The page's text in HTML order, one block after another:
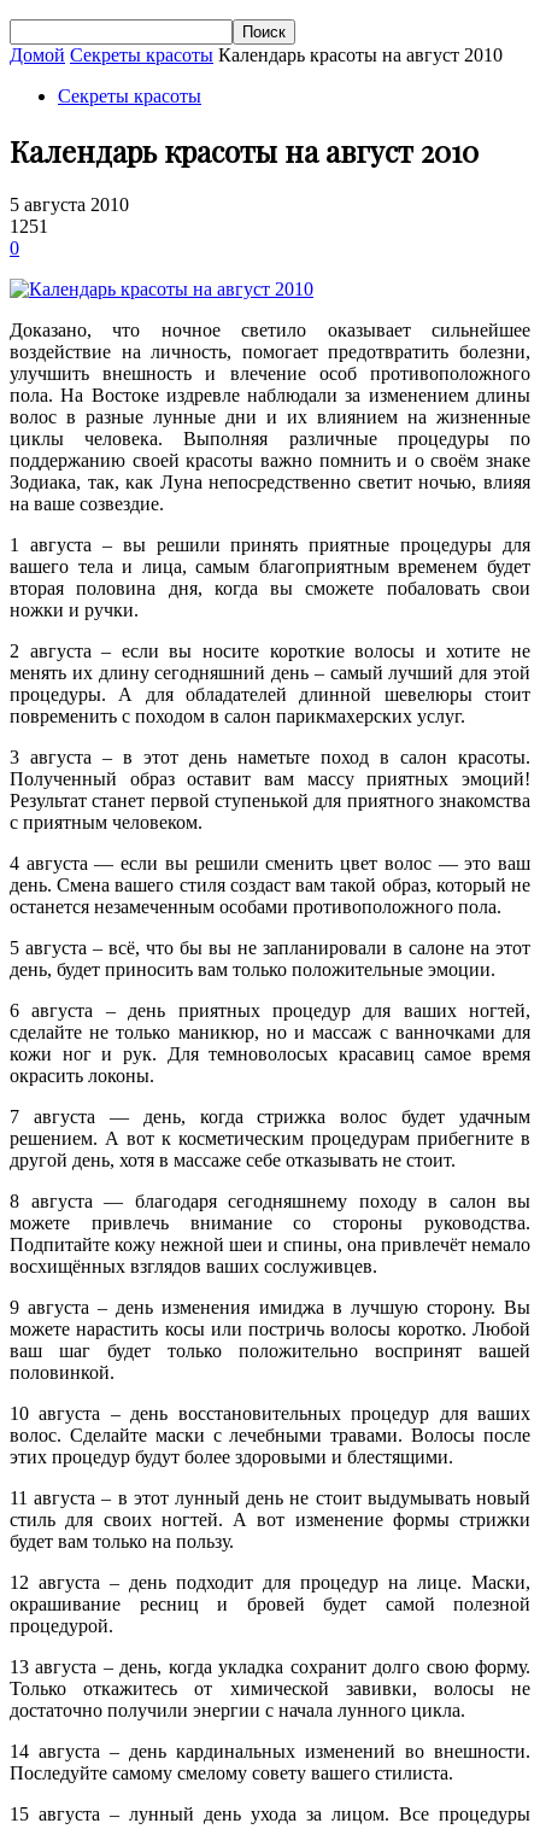
Домой Секреты красоты Календарь красоты на август 2010
Секреты красоты
Календарь красоты на август 2010
5 августа 2010
1251
0
Доказано, что ночное светило оказывает сильнейшее
воздействие на личность, помогает предотвратить болезни,
улучшить внешность и влечение особ противоположного
пола. На Востоке издревле наблюдали за изменением длины
волос в разные лунные дни и их влиянием на жизненные
циклы человека. Выполняя различные процедуры по
поддержанию своей красоты важно помнить и о своём знаке
Зодиака, так, как Луна непосредственно светит ночью, влияя
на ваше созвездие.
1 августа – вы решили принять приятные процедуры для
вашего тела и лица, самым благоприятным временем будет
вторая половина дня, когда вы сможете побаловать свои
ножки и ручки.
2 августа – если вы носите короткие волосы и хотите не
менять их длину сегодняшний день – самый лучший для этой
процедуры. А для обладателей длинной шевелюры стоит
повременить с походом в салон парикмахерских услуг.
3 августа – в этот день наметьте поход в салон красоты.
Полученный образ оставит вам массу приятных эмоций!
Результат станет первой ступенькой для приятного знакомства
с приятным человеком.
4 августа — если вы решили сменить цвет волос — это ваш
день. Смена вашего стиля создаст вам такой образ, который не
останется незамеченным особами противоположного пола.
5 августа – всё, что бы вы не запланировали в салоне на этот
день, будет приносить вам только положительные эмоции.
6 августа – день приятных процедур для ваших ногтей,
сделайте не только маникюр, но и массаж с ванночками для
кожи ног и рук. Для темноволосых красавиц самое время
окрасить локоны.
7 августа — день, когда стрижка волос будет удачным
решением. А вот к косметическим процедурам прибегните в
другой день, хотя в массаже себе отказывать не стоит.
8 августа — благодаря сегодняшнему походу в салон вы
можете привлечь внимание со стороны руководства.
Подпитайте кожу нежной шеи и спины, она привлечёт немало
восхищённых взглядов ваших сослуживцев.
9 августа – день изменения имиджа в лучшую сторону. Вы
можете нарастить косы или постричь волосы коротко. Любой
ваш шаг будет только положительно воспринят вашей
половинкой.
10 августа – день восстановительных процедур для ваших
волос. Сделайте маски с лечебными травами. Волосы после
этих процедур будут более здоровыми и блестящими.
11 августа – в этот лунный день не стоит выдумывать новый
стиль для своих ногтей. А вот изменение формы стрижки
будет вам только на пользу.
12 августа – день подходит для процедур на лице. Маски,
окрашивание ресниц и бровей будет самой полезной
процедурой.
13 августа – день, когда укладка сохранит долго свою форму.
Только откажитесь от химической завивки, волосы не
достаточно получили энергии с начала лунного цикла.
14 августа – день кардинальных изменений во внешности.
Последуйте самому смелому совету вашего стилиста.
15 августа – лунный день ухода за лицом. Все процедуры